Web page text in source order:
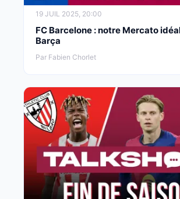
19 JUIL 2025, 20:00
FC Barcelone : notre Mercato
Barça
Par Fabien Chorlet